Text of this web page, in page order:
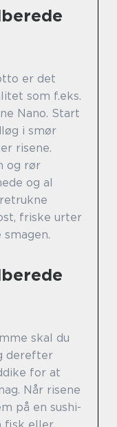
er det
som f.eks.
Nano. Start
i smør
risene.
og rør
og al
friske urter
skal du
derefter
for at
Når risene
på en sushi-